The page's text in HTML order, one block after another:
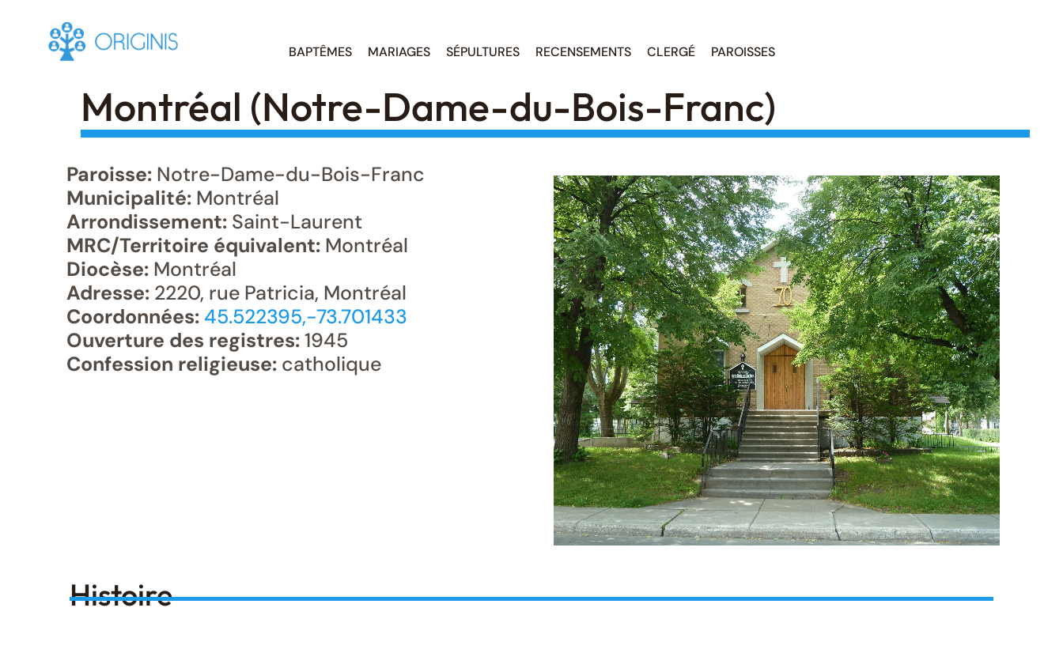
BAPTÊMES MARIAGES SÉPULTURES RECENSEMENTS CLERGÉ PAROISSES
Montréal (Notre-Dame-du-Bois-Franc)
Paroisse: Notre-Dame-du-Bois-Franc
Municipalité: Montréal
Arrondissement: Saint-Laurent
MRC/Territoire équivalent: Montréal
Diocèse: Montréal
Adresse: 2220, rue Patricia, Montréal
Coordonnées: 45.522395,-73.701433
Ouverture des registres:1945
Confession religieuse: catholique
Histoire